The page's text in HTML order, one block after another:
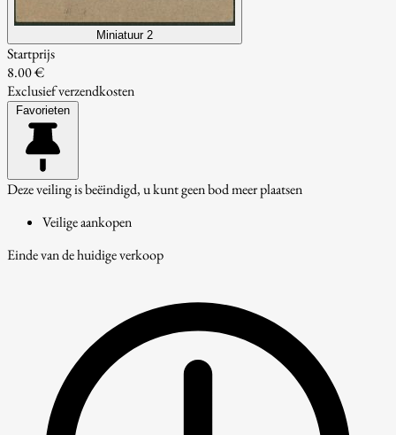
Miniatuur 2
Startprijs
8.00 €
Exclusief verzendkosten
Favorieten
Deze veiling is beëindigd, u kunt geen bod meer plaatsen
Veilige aankopen
Einde van de huidige verkoop